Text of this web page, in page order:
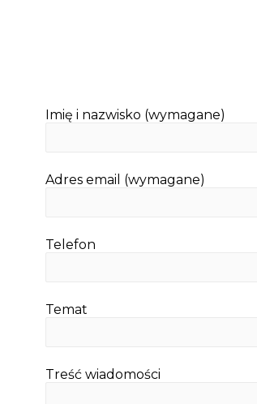
Imię i nazwisko (wymagane)
Adres email (wymagane)
Telefon
Temat
Treść wiadomości